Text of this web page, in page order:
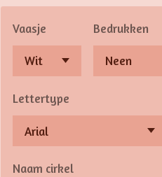
Vaasje Bedrukken
Lettertype
Naam cirkel